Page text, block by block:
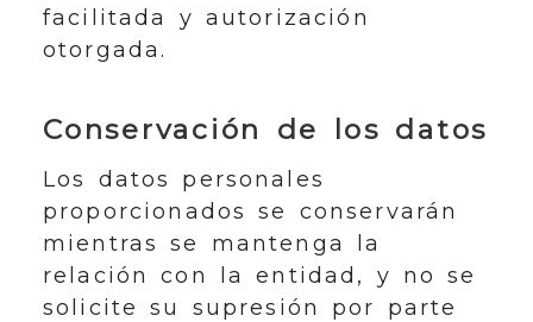
facilitada y autorización
otorgada.
Conservación de los datos
Los datos personales
proporcionados se conservarán
mientras se mantenga la
relación con la entidad, y no se
solicite su supresión por parte